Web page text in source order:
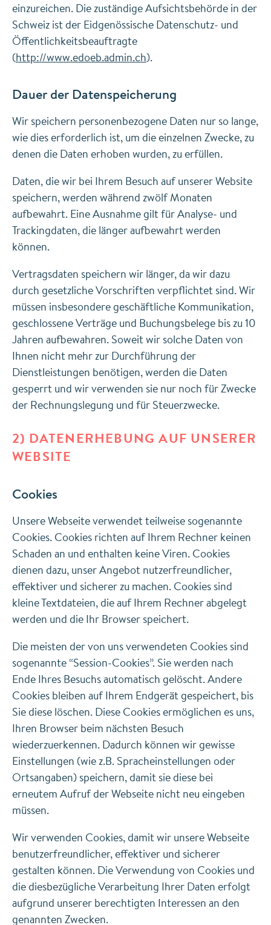
einzureichen. Die zuständige Aufsichtsbehörde in der
Schweiz ist der Eidgenössische Datenschutz- und
Öffentlichkeitsbeauftragte
(http://www.edoeb.admin.ch).
Dauer der Datenspeicherung
Wir speichern personenbezogene Daten nur so lange,
wie dies erforderlich ist, um die einzelnen Zwecke, zu
denen die Daten erhoben wurden, zu erfüllen.
Daten, die wir bei Ihrem Besuch auf unserer Website
speichern, werden während zwölf Monaten
aufbewahrt. Eine Ausnahme gilt für Analyse- und
Trackingdaten, die länger aufbewahrt werden
können.
Vertragsdaten speichern wir länger, da wir dazu
durch gesetzliche Vorschriften verpflichtet sind. Wir
müssen insbesondere geschäftliche Kommunikation,
geschlossene Verträge und Buchungsbelege bis zu 10
Jahren aufbewahren. Soweit wir solche Daten von
Ihnen nicht mehr zur Durchführung der
Dienstleistungen benötigen, werden die Daten
gesperrt und wir verwenden sie nur noch für Zwecke
der Rechnungslegung und für Steuerzwecke.
2) DATENERHEBUNG AUF UNSERER
WEBSITE
Cookies
Unsere Webseite verwendet teilweise sogenannte
Cookies. Cookies richten auf Ihrem Rechner keinen
Schaden an und enthalten keine Viren. Cookies
dienen dazu, unser Angebot nutzerfreundlicher,
effektiver und sicherer zu machen. Cookies sind
kleine Textdateien, die auf Ihrem Rechner abgelegt
werden und die Ihr Browser speichert.
Die meisten der von uns verwendeten Cookies sind
sogenannte “Session-Cookies”. Sie werden nach
Ende Ihres Besuchs automatisch gelöscht. Andere
Cookies bleiben auf Ihrem Endgerät gespeichert, bis
Sie diese löschen. Diese Cookies ermöglichen es uns,
Ihren Browser beim nächsten Besuch
wiederzuerkennen. Dadurch können wir gewisse
Einstellungen (wie z.B. Spracheinstellungen oder
Ortsangaben) speichern, damit sie diese bei
erneutem Aufruf der Webseite nicht neu eingeben
müssen.
Wir verwenden Cookies, damit wir unsere Webseite
benutzerfreundlicher, effektiver und sicherer
gestalten können. Die Verwendung von Cookies und
die diesbezügliche Verarbeitung Ihrer Daten erfolgt
aufgrund unserer berechtigten Interessen an den
genannten Zwecken.